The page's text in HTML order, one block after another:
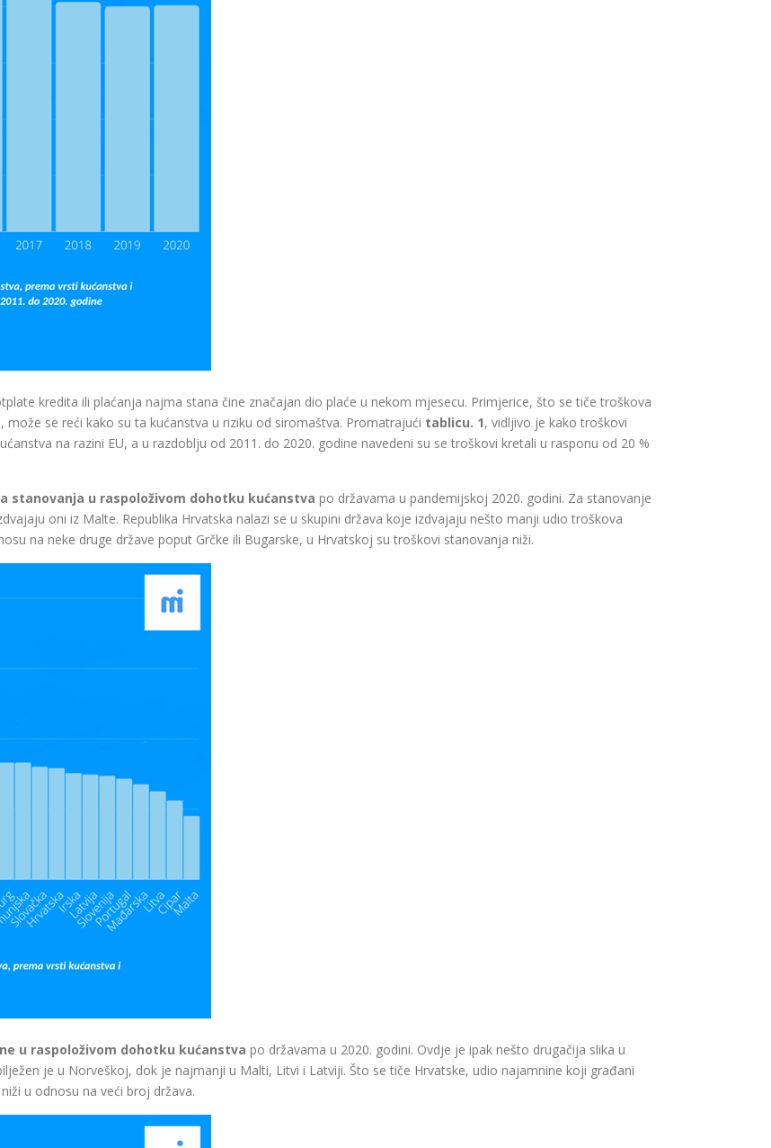
kredita ili plaćanja najma stana čine značajan dio plaće u nekom mjesecu. Primjerice, što se tiče troškova
se reći kako su ta kućanstva u riziku od siromaštva. Promatrajući tablicu. 1, vidljivo je kako troškovi
na razini EU, a u razdoblju od 2011. do 2020. godine navedeni su se troškovi kretali u rasponu od 20 %
stanovanja u raspoloživom dohotku kućanstva po državama u pandemijskoj 2020. godini. Za stanovanje
oni iz Malte. Republika Hrvatska nalazi se u skupini država koje izdvajaju nešto manji udio troškova
na neke druge države poput Grčke ili Bugarske, u Hrvatskoj su troškovi stanovanja niži.
u raspoloživom dohotku kućanstva po državama u 2020. godini. Ovdje je ipak nešto drugačija slika u
je u Norveškoj, dok je najmanji u Malti, Litvi i Latviji. Što se tiče Hrvatske, udio najamnine koji građani
u odnosu na veći broj država.